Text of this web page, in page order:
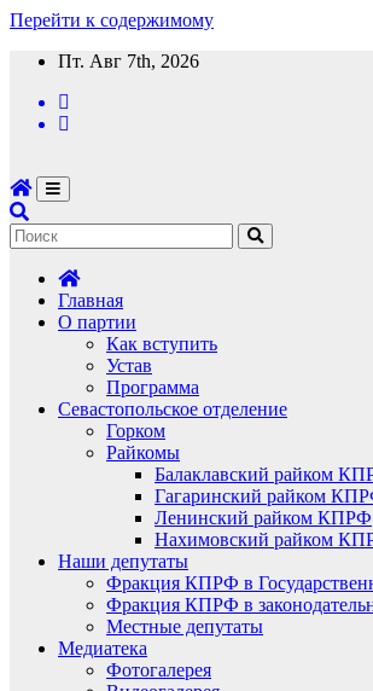
Перейти к содержимому
Пт. Авг 7th, 2026
Главная
О партии
Как вступить
Устав
Программа
Севастопольское отделение
Горком
Райкомы
Балаклавский райком
Гагаринский райком
Ленинский райком КПРФ
Нахимовский райком
Наши депутаты
Фракция КПРФ в
Фракция КПРФ в
Местные депутаты
Медиатека
Фотогалерея